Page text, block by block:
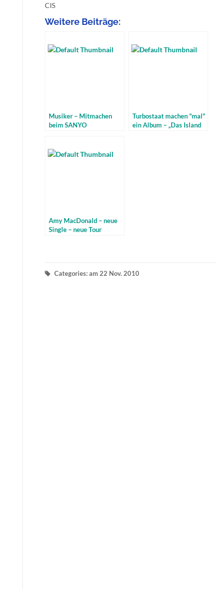
CIS
Weitere Beiträge:
Musiker – Mitmachen
beim SANYO
Turbostaat machen "mal"
ein Album – „Das Island
Amy MacDonald – neue
Single – neue Tour
Categories: am 22 Nov. 2010